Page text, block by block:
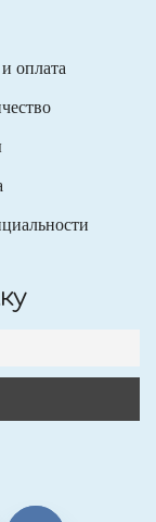
оплата